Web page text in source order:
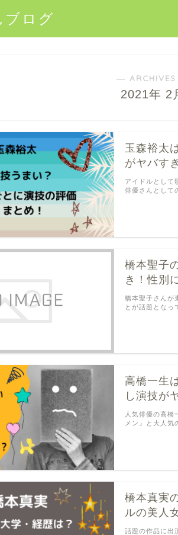
ブログ
―
2021年 2
玉森裕太
がヤバす
アイドルとして
俳優さんとして
橋本聖子
き！性別
橋本聖子さんが
とが話題となっ
高橋一生
し演技が
人気俳優の高橋
メン』と大人気
橋本真実
ルの美人
話題の作品に出